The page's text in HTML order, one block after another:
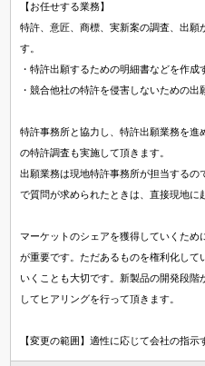
【お任せする業務】
特許、意匠、商標、実新案の調査、出願
す。
・特許出願するための明細書などを作成
・競合他社の特許を侵害しないための出
特許事務所と協力し、特許出願業務を進
の特許調査も実施して頂きます。
出願業務は現地特許事務所が担当するの
で質問が求められたときは、直接現地に
マーケットのシェアを獲得していくため
が重要です。ただあるものを権利化して
いくことも大切です。新製品の開発段
してヒアリングを行って頂きます。
【変更の範囲】適性に応じて会社の指